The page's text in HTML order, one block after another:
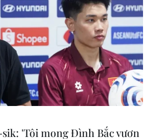
(Vietnam+)
'Tôi mong Đình Bắc vươn